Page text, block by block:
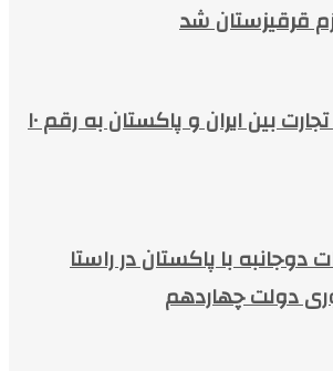
قرقیزستان شد
افزایش حجم تجارت بین ایران و پاکستان به رقم ۱۰
دوجانبه با پاکستان در راستا
دولت چهاردهم